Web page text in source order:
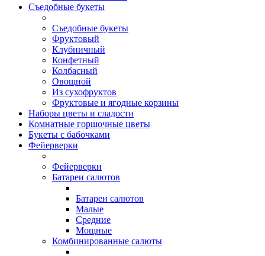
Съедобные букеты
Съедобные букеты
Фруктовый
Клубничный
Конфетный
Колбасный
Овощной
Из сухофруктов
Фруктовые и ягодные корзины
Наборы цветы и сладости
Комнатные горшочные цветы
Букеты с бабочками
Фейерверки
Фейерверки
Батареи салютов
Батареи салютов
Малые
Средние
Мощные
Комбинированные салюты